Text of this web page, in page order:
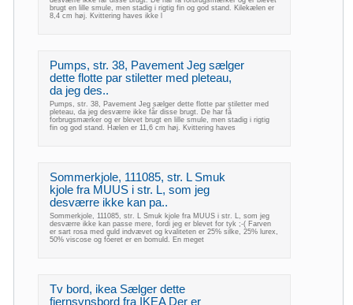
brugt en lille smule, men stadig i rigtig fin og god stand. Kilekælen er
8,4 cm høj. Kvittering haves ikke l
Pumps, str. 38, Pavement Jeg sælger
dette flotte par stiletter med pleteau,
da jeg des..
Pumps, str. 38, Pavement Jeg sælger dette flotte par stiletter med
pleteau, da jeg desværre ikke får disse brugt. De har få
forbrugsmærker og er blevet brugt en lille smule, men stadig i rigtig
fin og god stand. Hælen er 11,6 cm høj. Kvittering haves
Sommerkjole, 111085, str. L Smuk
kjole fra MUUS i str. L, som jeg
desværre ikke kan pa..
Sommerkjole, 111085, str. L Smuk kjole fra MUUS i str. L, som jeg
desværre ikke kan passe mere, fordi jeg er blevet for tyk ;-( Farven
er sart rosa med guld indvævet og kvaliteten er 25% silke, 25% lurex,
50% viscose og fóeret er en bomuld. En meget
Tv bord, ikea Sælger dette
fjernsynsbord fra IKEA Der er